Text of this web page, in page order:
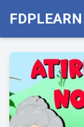
FDPLEARN